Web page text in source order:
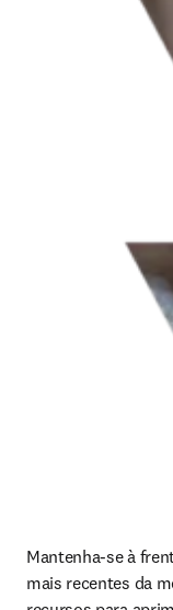
Mantenha-se à
mais recentes da